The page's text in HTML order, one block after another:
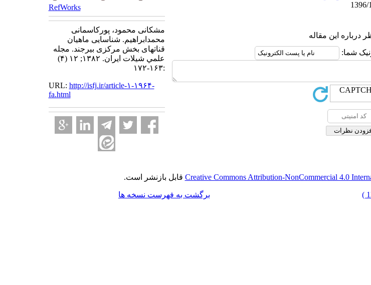
درباره این مقاله
شما:
RefWorks
مشکانی محمود، پورکاسمانی
محمدابراهیم. شناسایی ماهیان
قناتهای بخش مرکزی بیرجند. مجله
علمي شيلات ايران. ۱۳۸۲; ۱۲ (۴)
:۱۶۳-۱۷۲
URL: http://isfj.ir/article-۱-۱۹۶۴-
fa.html
Creative Commons Attribution-NonCommercial 4.0 قابل بازنشر است.
برگشت به فهرست نسخه ها